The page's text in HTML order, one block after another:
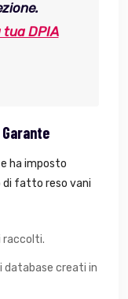
DPIA
ha imposto
di fatto reso vani
raccolti.
creati in